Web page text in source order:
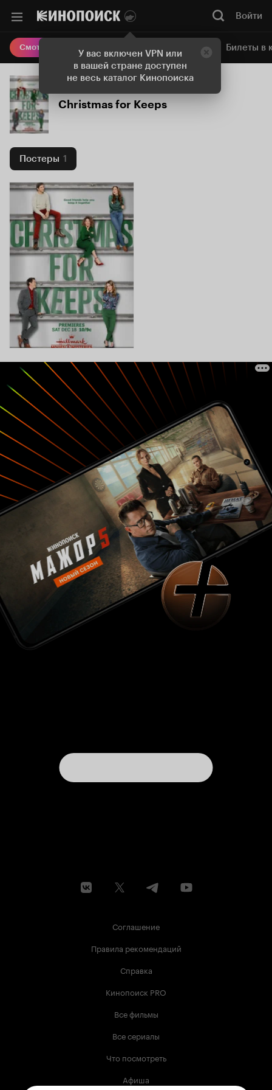
У вас включен VPN или
в вашей стране доступен
не весь каталог Кинопоиска
Войти
Смотреть кино Онлайн-кинотеатр Билеты в
Christmas for Keeps
Постеры 1
Соглашение
Правила рекомендаций
Справка
Кинопоиск PRO
Все фильмы
Все сериалы
Что посмотреть
Афиша